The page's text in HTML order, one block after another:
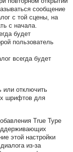
сообщение
с той сцены, на
с начала.
будет
пользователь
всегда будет
или отключить
шрифтов для
True Type
этой настройки
из-за